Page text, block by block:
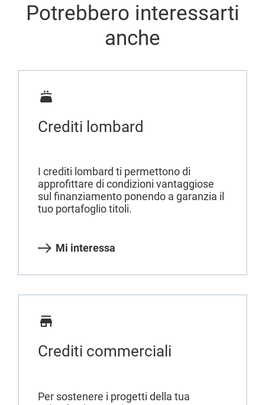
Potrebbero interessarti
anche
Crediti lombard
I crediti lombard ti permettono di
approfittare di condizioni vantaggiose
sul finanziamento ponendo a garanzia il
tuo portafoglio titoli.
Mi interessa
Crediti commerciali
Per sostenere i progetti della tua